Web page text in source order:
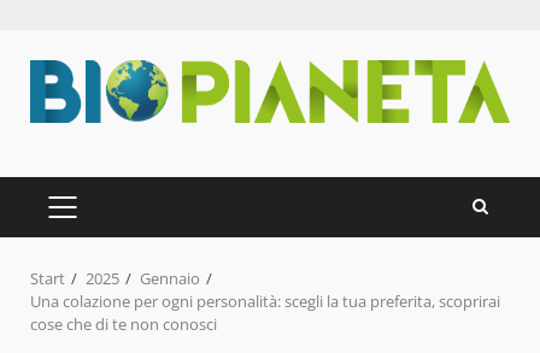
Inhalt
springen
PRIMÄRES
MENÜ
Start 2025
Gennaio
Una colazione per ogni personalità: scegli la tua preferita, scoprirai
cose che di te non conosci